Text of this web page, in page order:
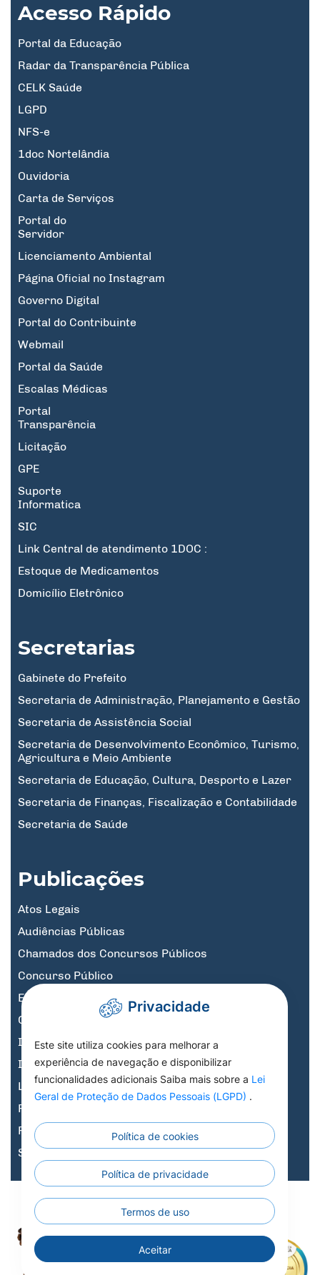
Acesso Rápido
Portal da Educação
Radar da Transparência Pública
CELK Saúde
LGPD
NFS-e
1doc Nortelândia
Ouvidoria
Carta de Serviços
Portal do
Servidor
Licenciamento Ambiental
Página Oficial no Instagram
Governo Digital
Portal do Contribuinte
Webmail
Portal da Saúde
Escalas Médicas
Portal
Transparência
Licitação
GPE
Suporte
Informatica
SIC
Link Central de atendimento 1DOC :
Estoque de Medicamentos
Domicílio Eletrônico
Secretarias
Gabinete do Prefeito
Secretaria de Administração, Planejamento e Gestão
Secretaria de Assistência Social
Secretaria de Desenvolvimento Econômico, Turismo,
Agricultura e Meio Ambiente
Secretaria de Educação, Cultura, Desporto e Lazer
Secretaria de Finanças, Fiscalização e Contabilidade
Secretaria de Saúde
Publicações
Atos Legais
Audiências Públicas
Chamados dos Concursos Públicos
Concurso Público
Educação
Governo Digital
Informativos
Informativos Licitações
Legislação, Decretos e Portarias
Previdência
Processo Seletivo
Saúde
Todos os
Todos os Direitos Reservados a Prefeitura
Municipal de Nortelândia - 2026
Privacidade
Este site utiliza cookies para melhorar a
experiência de navegação e disponibilizar
funcionalidades adicionais Saiba mais sobre a Lei
Geral de Proteção de Dados Pessoais (LGPD) .
Política de cookies
Política de privacidade
Termos de uso
Aceitar